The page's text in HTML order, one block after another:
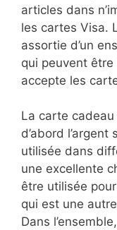
articles dans
les cartes Visa.
assortie d’un
qui peuvent
accepte les
La carte
d’abord
utilisée dans
une excellente
être utilisée
qui est une
Dans